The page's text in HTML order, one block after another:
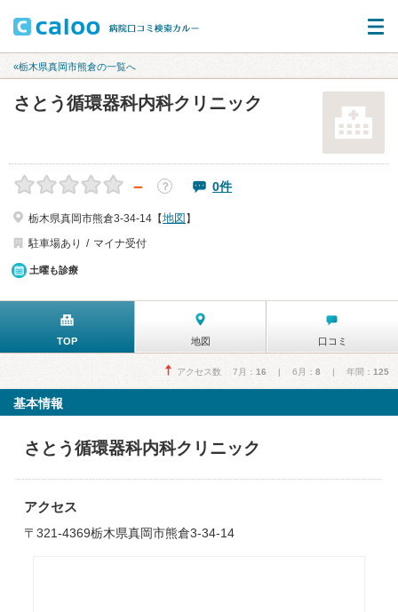
«栃木県真岡市熊倉の一覧へ
さとう循環器科内科クリニック
－ ？ 0件
栃木県真岡市熊倉3-34-14【地図 】
駐車場あり
マイナ受付
土曜も診療
TOP 地図 口コミ
アクセス数 7月： 16 | 6月： 8 | 年間： 125
基本情報
さとう循環器科内科クリニック
アクセス
〒321-4369栃木県真岡市熊倉3-34-14